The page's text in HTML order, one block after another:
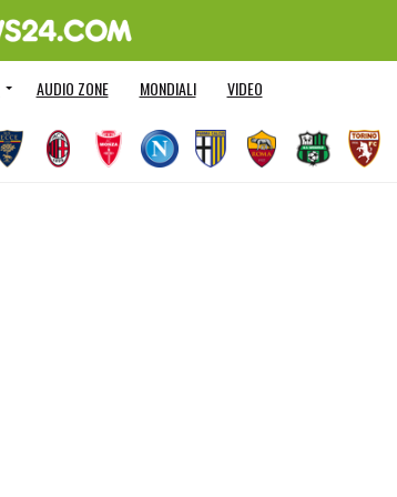
AUDIO ZONE MONDIALI VIDEO